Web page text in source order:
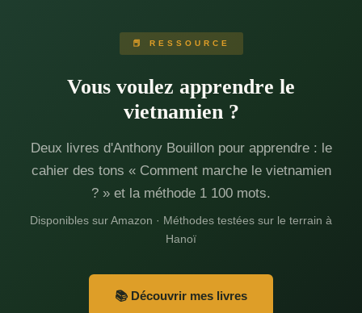
📕 RESSOURCE
Vous voulez apprendre le
vietnamien ?
Deux livres d'Anthony Bouillon pour apprendre : le
cahier des tons « Comment marche le vietnamien
? » et la méthode 1 100 mots.
Disponibles sur Amazon · Méthodes testées sur le terrain à
Hanoï
📚 Découvrir mes livres